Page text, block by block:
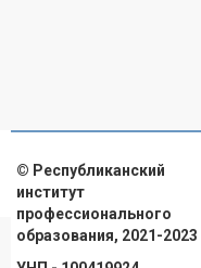
© Республиканский
институт
профессионального
образования, 2021-2023